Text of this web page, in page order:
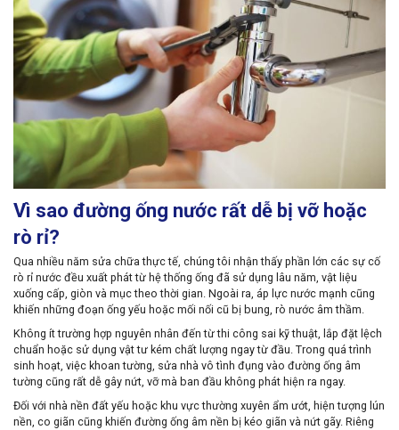
Vì sao đường ống nước rất dễ bị vỡ hoặc
rò rỉ?
Qua nhiều năm sửa chữa thực tế, chúng tôi nhận thấy phần lớn các sự cố
rò rỉ nước đều xuất phát từ hệ thống ống đã sử dụng lâu năm, vật liệu
xuống cấp, giòn và mục theo thời gian. Ngoài ra, áp lực nước mạnh cũng
khiến những đoạn ống yếu hoặc mối nối cũ bị bung, rò nước âm thầm.
Không ít trường hợp nguyên nhân đến từ thi công sai kỹ thuật, lắp đặt lệch
chuẩn hoặc sử dụng vật tư kém chất lượng ngay từ đầu. Trong quá trình
sinh hoạt, việc khoan tường, sửa nhà vô tình đụng vào đường ống âm
tường cũng rất dễ gây nứt, vỡ mà ban đầu không phát hiện ra ngay.
Đối với nhà nền đất yếu hoặc khu vực thường xuyên ẩm ướt, hiện tượng lún
nền, co giãn cũng khiến đường ống âm nền bị kéo giãn và nứt gãy. Riêng